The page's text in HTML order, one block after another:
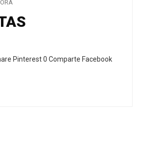
Pinterest 0 Comparte Facebook